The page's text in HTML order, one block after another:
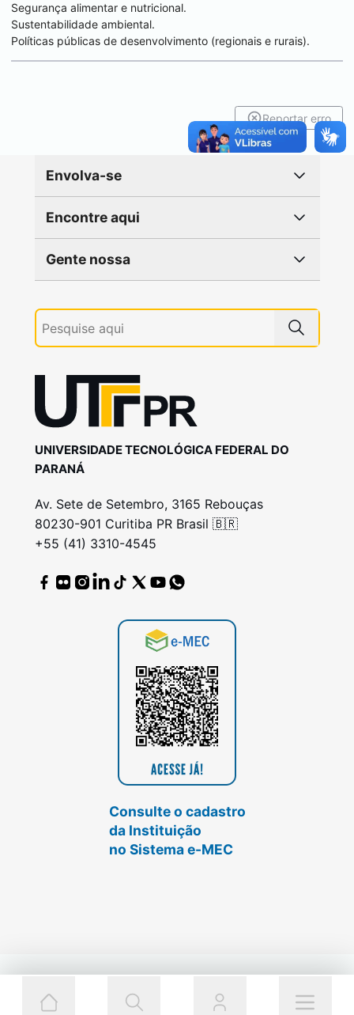
Segurança alimentar e nutricional.
Sustentabilidade ambiental.
Políticas públicas de desenvolvimento (regionais e rurais).
Reportar erro
Envolva-se
Encontre aqui
Gente nossa
UNIVERSIDADE TECNOLÓGICA FEDERAL DO
PARANÁ
Av. Sete de Setembro, 3165 Rebouças
80230-901 Curitiba PR Brasil 🇧🇷
+55 (41) 3310-4545
Consulte o cadastro
da Instituição
no Sistema e-MEC